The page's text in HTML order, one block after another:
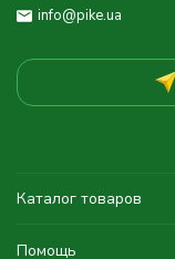
info@pike.ua
Каталог товаров
Помощь